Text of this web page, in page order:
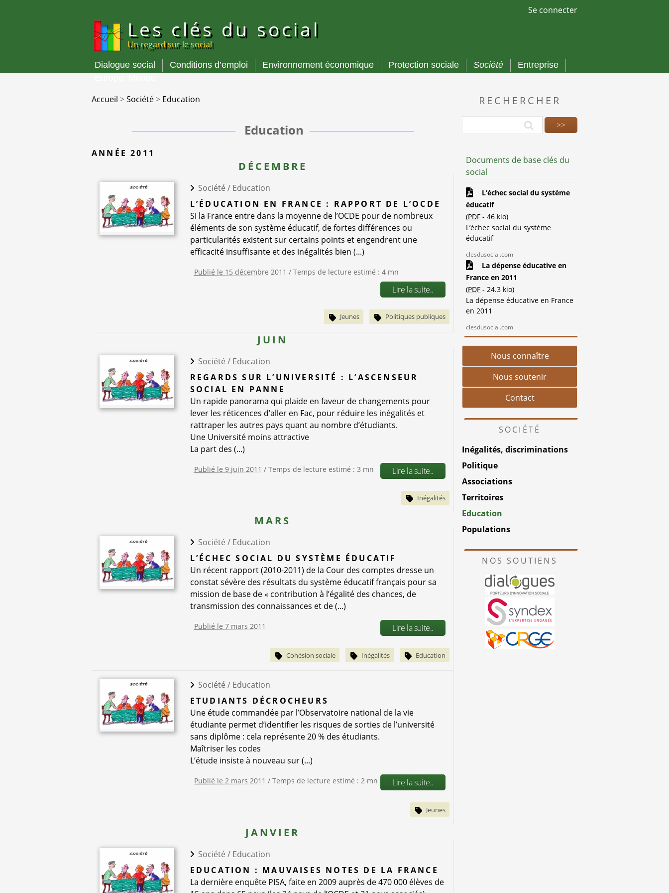
Se connecter
Les clés du social
Un regard sur le social
Menu
Dialogue social Conditions d’emploi Environnement économique Protection sociale Société
Entreprise
Accueil >Société> Education
Education
ANNÉE 2011
DÉCEMBRE
Société / Education
L’ÉDUCATION EN FRANCE : RAPPORT DE L’OCDE
Si la France entre dans la moyenne de l’OCDE pour de nombreux
éléments de son système éducatif, de fortes différences ou
particularités existent sur certains points et engendrent une
efficacité insuffisante et des inégalités bien (...)
Publié le 15 décembre 2011 / Temps de lecture estimé : 4 mn
Lire la suite..
Jeunes Politiques publiques
JUIN
Société / Education
REGARDS SUR L’UNIVERSITÉ : L’ASCENSEUR
SOCIAL EN PANNE
Un rapide panorama qui plaide en faveur de changements pour
lever les réticences d’aller en Fac, pour réduire les inégalités et
rattraper les autres pays quant au nombre d’étudiants.
Une Université moins attractive
La part des (...)
Publié le 9 juin 2011 / Temps de lecture estimé : 3 mn Lire la suite..
Inégalités
MARS
Société / Education
L’ÉCHEC SOCIAL DU SYSTÈME ÉDUCATIF
Un récent rapport (2010-2011) de la Cour des comptes dresse un
constat sévère des résultats du système éducatif français pour sa
mission de base de « contribution à l’égalité des chances, de
transmission des connaissances et de (...)
Publié le 7 mars 2011 Lire la suite..
Cohésion sociale Inégalités Education
Société / Education
ETUDIANTS DÉCROCHEURS
Une étude commandée par l’Observatoire national de la vie
étudiante permet d’identifier les risques de sorties de l’université
sans diplôme : cela représente 20 % des étudiants.
Maîtriser les codes
L’étude insiste à nouveau sur (...)
Publié le 2 mars 2011 / Temps de lecture estimé : 2 mn Lire la suite..
Jeunes
JANVIER
Société / Education
EDUCATION : MAUVAISES NOTES DE LA FRANCE
La dernière enquête PISA, faite en 2009 auprès de 470 000 élèves de
RECHERCHER
Documents de base clés du
social
L’échec social du système
éducatif
(PDF -46 kio)
L’échec social du système
éducatif
clesdusocial.com
La dépense éducative en
France en 2011
(PDF - 24.3 kio)
La dépense éducative en France
en 2011
clesdusocial.com
Nous connaître
Nous soutenir
Contact
SOCIÉTÉ
Inégalités, discriminations
Politique
Associations
Territoires
Education
Populations
NOS SOUTIENS